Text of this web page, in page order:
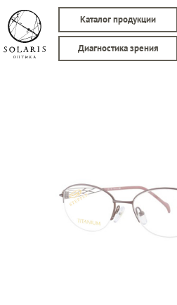
Каталог продукции
Диагностика зрения